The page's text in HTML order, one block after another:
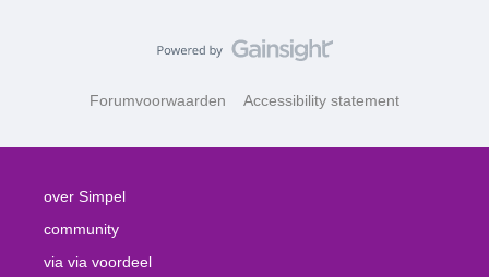
Forumvoorwaarden Accessibility statement
over Simpel
community
via via voordeel